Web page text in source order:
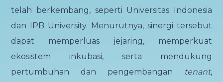
telah berkembang, seperti Universitas Indonesia
dan IPB University. Menurutnya, sinergi tersebut
dapat memperluas jejaring, memperkuat
ekosistem inkubasi, serta mendukung
pertumbuhan dan pengembangan
tenant,